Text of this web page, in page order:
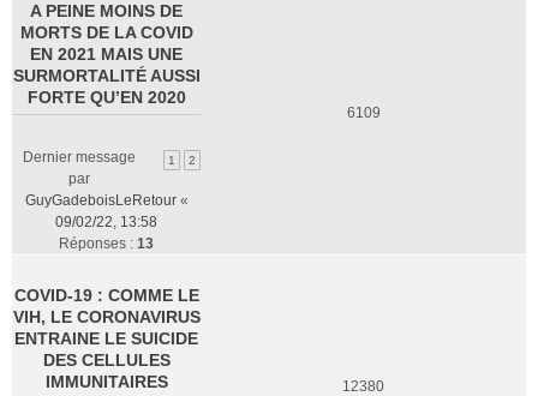
A PEINE MOINS DE
MORTS DE LA COVID
EN 2021 MAIS UNE
SURMORTALITÉ AUSSI
FORTE QU’EN 2020
1 2
Dernier message
par
GuyGadeboisLeRetour«
09/02/22, 13:58
Réponses : 13
6109
COVID-19 : COMME LE
VIH, LE CORONAVIRUS
ENTRAINE LE SUICIDE
DES CELLULES
IMMUNITAIRES
12380